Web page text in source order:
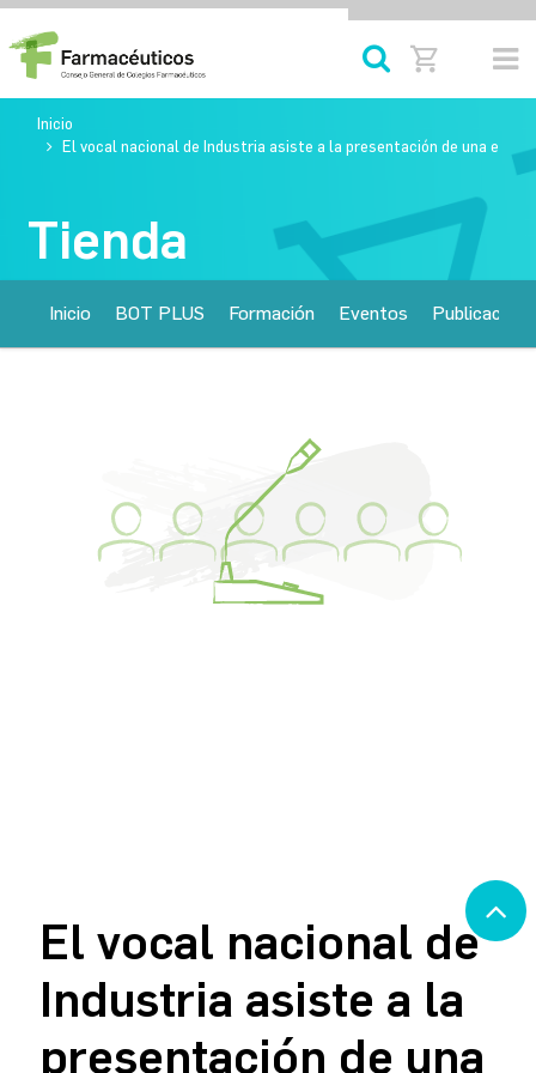
Inicio
El vocal nacional de Industria asiste a la presentación de una
Tienda
Inicio BOT PLUS Formación Eventos
El vocal nacional de
Industria asiste a la
presentación de una